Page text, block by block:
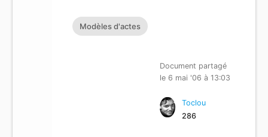
Modèles d'actes
Document partagé
le 6 mai '06 à 13:03
Toclou
286